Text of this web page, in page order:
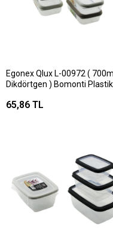
Egonex Qlux L-00972 (
Dikdörtgen ) Bomonti Plastik
65,86 TL